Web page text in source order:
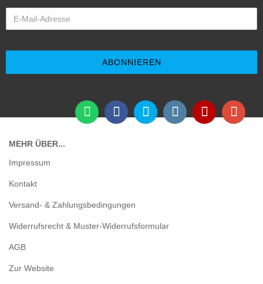
MEHR ÜBER...
Impressum
Kontakt
Versand- & Zahlungsbedingungen
Widerrufsrecht & Muster-Widerrufsformular
AGB
Zur Website